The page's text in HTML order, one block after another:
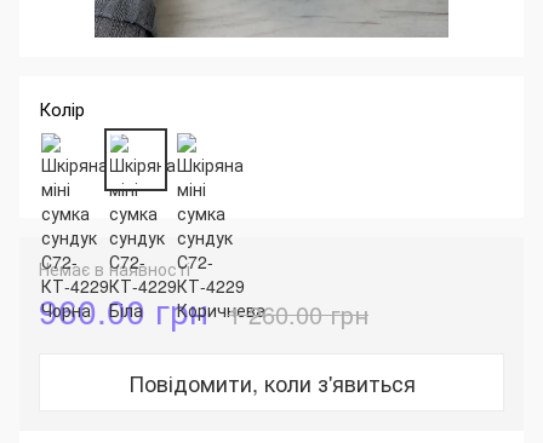
Колір
Немає в наявності
960.00 грн 1 260.00 грн
Повідомити, коли з'явиться